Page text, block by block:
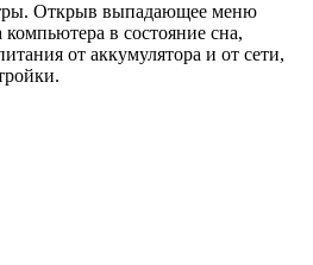
Открыв выпадающее меню
в состояние сна,
от аккумулятора и от сети,